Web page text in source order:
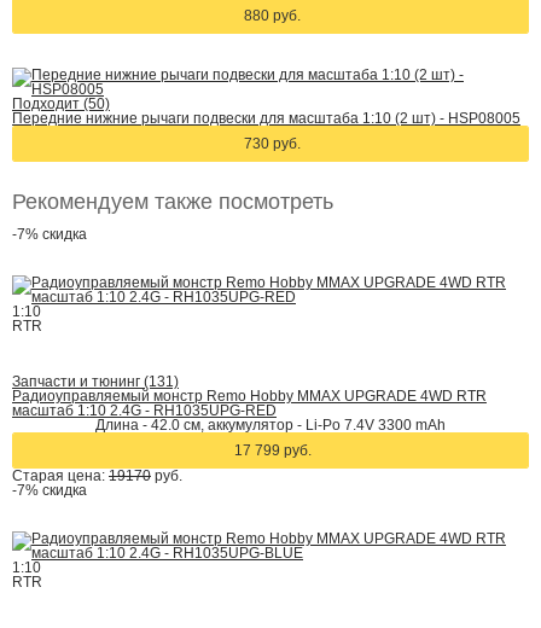
880 руб.
Подходит (50)
Передние нижние рычаги подвески для масштаба 1:10 (2 шт) - HSP08005
730 руб.
Рекомендуем также посмотреть
-7% скидка
1:10
RTR
Запчасти и тюнинг (131)
Радиоуправляемый монстр Remo Hobby MMAX UPGRADE 4WD RTR
масштаб 1:10 2.4G - RH1035UPG-RED
Длина - 42.0 см, аккумулятор - Li-Po 7.4V 3300 mAh
17 799 руб.
Старая цена: 19170 руб.
-7% скидка
1:10
RTR